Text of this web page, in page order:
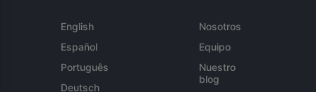
English
Español
Português
Deutsch
Nosotros
Equipo
Nuestro
blog